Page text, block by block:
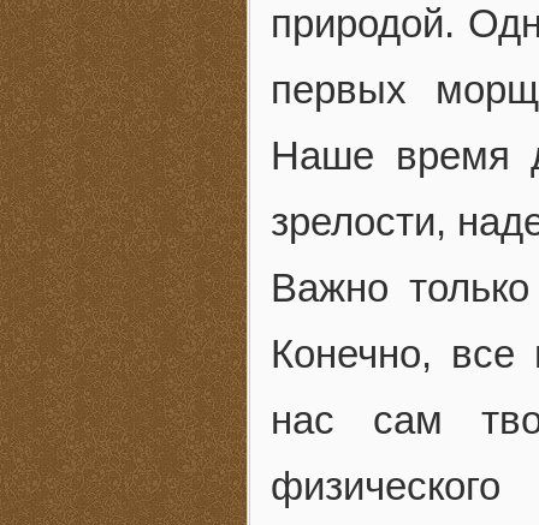
природой.
первых
Наше время
зрелости,
Важно
Конечно,
нас сам